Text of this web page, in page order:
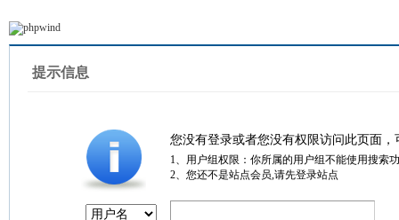
提示信息
您没有登录或者您没有权限访问此页面
1、用户组权限：你所属的用户组不能使用搜索
2、您还不是站点会员,请先登录站点